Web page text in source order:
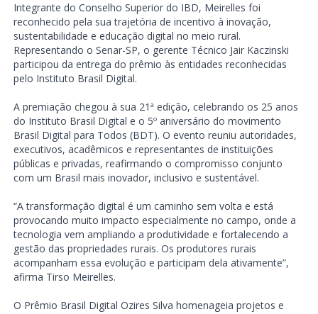
Integrante do Conselho Superior do IBD, Meirelles foi
reconhecido pela sua trajetória de incentivo à inovação,
sustentabilidade e educação digital no meio rural.
Representando o Senar-SP, o gerente Técnico Jair Kaczinski
participou da entrega do prêmio às entidades reconhecidas
pelo Instituto Brasil Digital.
A premiação chegou à sua 21ª edição, celebrando os 25 anos
do Instituto Brasil Digital e o 5º aniversário do movimento
Brasil Digital para Todos (BDT). O evento reuniu autoridades,
executivos, acadêmicos e representantes de instituições
públicas e privadas, reafirmando o compromisso conjunto
com um Brasil mais inovador, inclusivo e sustentável.
“A transformação digital é um caminho sem volta e está
provocando muito impacto especialmente no campo, onde a
tecnologia vem ampliando a produtividade e fortalecendo a
gestão das propriedades rurais. Os produtores rurais
acompanham essa evolução e participam dela ativamente”,
afirma Tirso Meirelles.
O Prêmio Brasil Digital Ozires Silva homenageia projetos e